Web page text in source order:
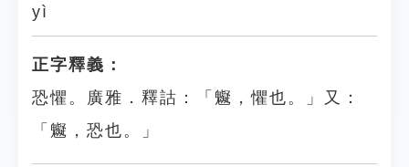
yì
正字釋義：
恐懼。廣雅．釋詁：「䰯，懼也。」又：
「䰯，恐也。」